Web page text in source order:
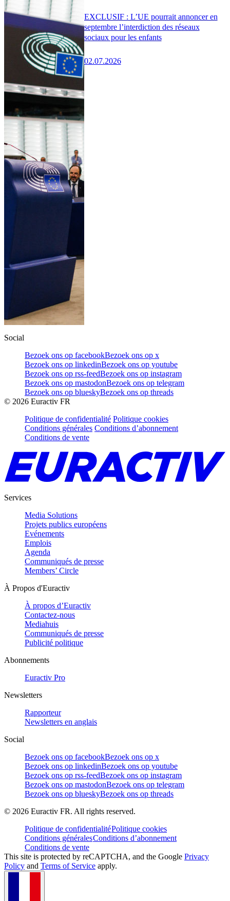
EXCLUSIF : L’UE pourrait annoncer en
septembre l’interdiction des réseaux
sociaux pour les enfants
02.07.2026
Social
Bezoek ons op facebookBezoek ons op x
Bezoek ons op linkedinBezoek ons op youtube
Bezoek ons op rss-feedBezoek ons op instagram
Bezoek ons op mastodonBezoek ons op telegram
Bezoek ons op blueskyBezoek ons op threads
© 2026 Euractiv FR
Politique de confidentialité Politique cookies
Conditions générales Conditions d’abonnement
Conditions de vente
Services
Media Solutions
Projets publics européens
Evénements
Emplois
Agenda
Communiqués de presse
Members’ Circle
À Propos d'Euractiv
À propos d’Euractiv
Contactez-nous
Mediahuis
Communiqués de presse
Publicité politique
Abonnements
Euractiv Pro
Newsletters
Rapporteur
Newsletters en anglais
Social
Bezoek ons op facebookBezoek ons op x
Bezoek ons op linkedinBezoek ons op youtube
Bezoek ons op rss-feedBezoek ons op instagram
Bezoek ons op mastodonBezoek ons op telegram
Bezoek ons op blueskyBezoek ons op threads
© 2026 Euractiv FR. All rights reserved.
Politique de confidentialitéPolitique cookies
Conditions généralesConditions d’abonnement
Conditions de vente
This site is protected by reCAPTCHA, and the Google Privacy
Policy and Terms of Service apply.